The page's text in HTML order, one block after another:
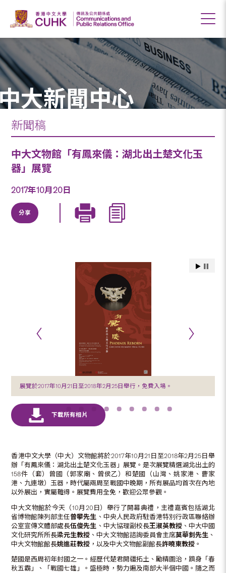
大新聞中心
新聞稿
中大文物館「有鳳來儀：湖北出土楚文化玉
器」展覽
2017年10月20日
分享
展覽於2017年10月21日至2018年2月25日舉行，免費入場。
香港中文大學（中大）文物館將於2017年10月21日至2018年2月25日舉
辦「有鳳來儀：湖北出土楚文化玉器」展覽。是次展覽精選湖北出土的
158件（套）曾國（郭家廟、曾侯乙）和楚國（山灣、姚家港、曹家
港、九連墩）玉器，時代屬兩周至戰國中晚期，所有展品均首次在內地
以外展出，實屬難得。展覽費用全免，歡迎公眾參觀。
中大文物館於今天（10月20日）舉行了開幕典禮，主禮嘉賓包括湖北
省博物館陳列部主任曾攀先生 、中央人民政府駐香港特別行政區聯絡辦
公室宣傳文體部處長伍俊先生 、中大協理副校長王淑英教授、中大中國
文化研究所所長梁元生教授 、中大文物館諮詢委員會主席莫華釗先生 、
中大文物館館長姚進莊教授 ，以及中大文物館副館長許曉東教授 。
楚國是西周初年封國之一。經歷代楚君開疆拓土、勵精圖治，躋身「春
秋五霸」、「戰國七雄」。盛極時，勢力遍及南部大半個中國。隨之而